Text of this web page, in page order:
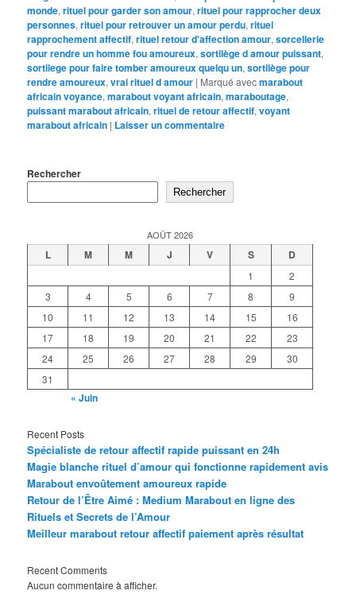
monde,rituel pour garder son amour,rituel pour rapprocher deux
personnes,rituel pour retrouver un amour perdu,rituel
rapprochement affectif,rituel retour d'affection amour,sorcellerie
pour rendre un homme fou amoureux,sortilège d amour puissant,
sortilege pour faire tomber amoureux quelqu un,sortilège pour
rendre amoureux,vrai rituel d amour | Marqué avecmarabout
africain voyance,marabout voyant africain,maraboutage,
puissant marabout africain,rituel de retour affectif,voyant
marabout africain | Laisser un commentaire
Rechercher
Rechercher
AOÛT 2026
L M M J V S D
1
2
3
4 5 6 7 8
9
10
11 12 13 14 15
16
17
18 19 20 21 22
23
24
25 26 27 28 29
30
31
« Juin
Recent Posts
Spécialiste de retour affectif rapide puissant en 24h
Magie blanche rituel d’amour qui fonctionne rapidement avis
Marabout envoûtement amoureux rapide
Retour de l’Être Aimé : Medium Marabout en ligne des
Rituels et Secrets de l’Amour
Meilleur marabout retour affectif paiement après résultat
Recent Comments
Aucun commentaire à afficher.